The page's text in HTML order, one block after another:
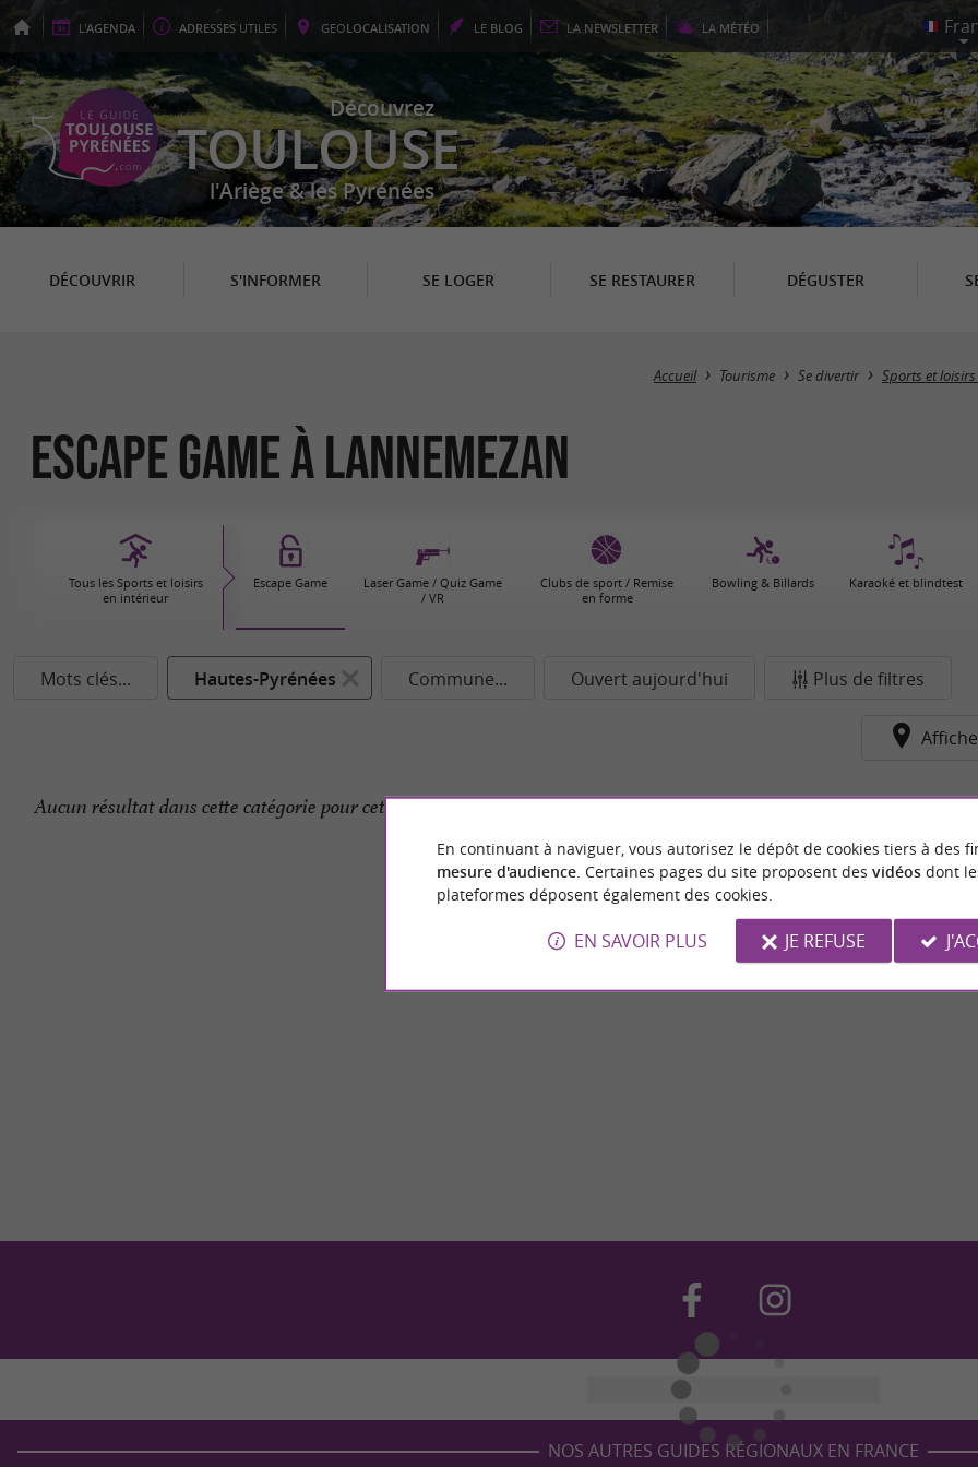
L'AGENDA ADRESSES UTILES GEOLOCALISATION LE BLOG LA NEWSLETTER LA MÉTÉO
Découvrez
TOULOUSE
l'Ariège & les Pyrénées
DÉCOUVRIR S'INFORMER SE LOGER SE RESTAURER DÉGUSTER
Accueil Tourisme Se divertir Sports et
Escape Game à Lannemezan
Tous les Sports et loisirs
en intérieur
Escape Game
Laser Game / Quiz Game
/ VR
Clubs de sport / Remise
en forme
Bowling & Billards Karaoké et blindtest
Mots clés... Hautes-Pyrénées Commune... Ouvert aujourd'hui Plus de filtres
Aucun résultat dans cette catégorie pour cette commune pour le moment...
NOS AUTRES GUIDES RÉGIONAUX EN FRANCE
En continuant à naviguer, vous autorisez le dépôt de cookies tiers à des
mesure d'audience. Certaines pages du site proposent des vidéosdont
plateformes déposent également des cookies.
EN SAVOIR PLUS JE REFUSE